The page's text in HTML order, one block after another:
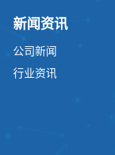
新闻资讯
公司新闻
行业资讯